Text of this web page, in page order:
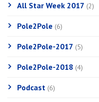
All Star Week 2017 (2)
Pole2Pole (6)
Pole2Pole-2017 (5)
Pole2Pole-2018 (4)
Podcast (6)